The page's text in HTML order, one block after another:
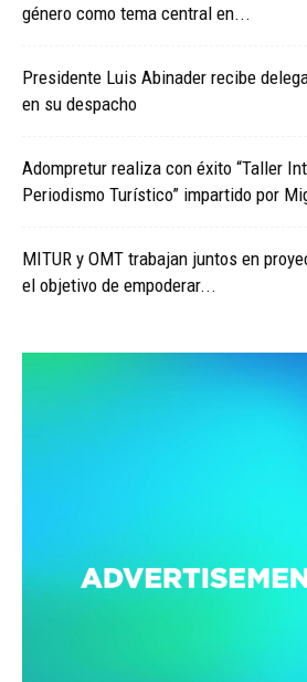
género como tema central en...
Presidente Luis Abinader recibe
en su despacho
Adompretur realiza con éxito “Taller
Periodismo Turístico” impartido por
MITUR y OMT trabajan juntos en
el objetivo de empoderar...